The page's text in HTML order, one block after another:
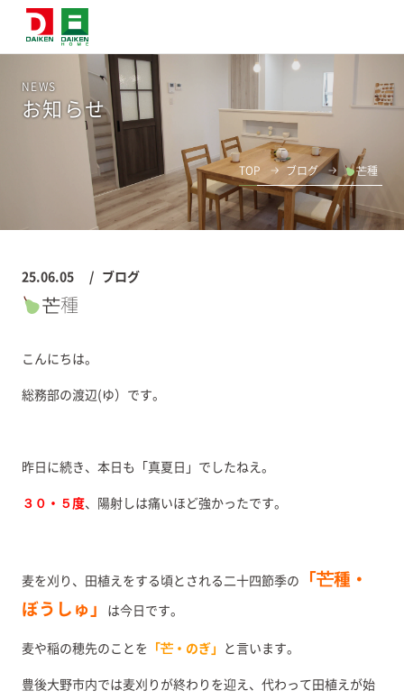
NEWS
お知らせ
TOP ブログ 芒種
25.06.05 ブログ
芒種
こんにちは。
総務部の渡辺(ゆ）です。
昨日に続き、本日も「真夏日」でしたねえ。
３０・５度、陽射しは痛いほど強かったです。
麦を刈り、田植えをする頃とされる二十四節季の
「芒種・
ぼうしゅ」
は今日です。
麦や稲の穂先のことを 「芒・のぎ」 と言います。
豊後大野市内では麦刈りが終わりを迎え、代わって田植えが始